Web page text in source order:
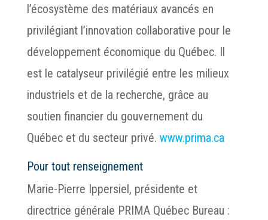
l’écosystème des matériaux avancés en
privilégiant l’innovation collaborative pour le
développement économique du Québec. Il
est le catalyseur privilégié entre les milieux
industriels et de la recherche, grâce au
soutien financier du gouvernement du
Québec et du secteur privé. www.prima.ca
Pour tout renseignement
Marie-Pierre Ippersiel, présidente et
directrice générale PRIMA Québec Bureau :